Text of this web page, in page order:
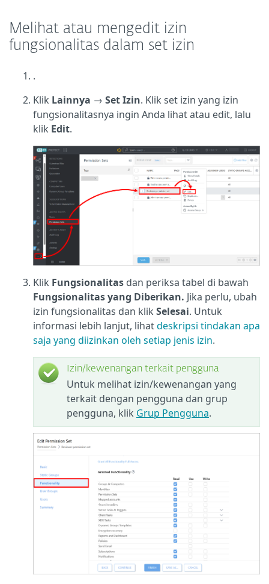
Melihat atau mengedit izin
fungsionalitas dalam set izin
.
Klik Lainnya → Set Izin. Klik set izin yang izin
fungsionalitasnya ingin Anda lihat atau edit, lalu
klik Edit.
Klik Fungsionalitas dan periksa tabel di bawah
Fungsionalitas yang Diberikan. Jika perlu, ubah
izin fungsionalitas dan klik Selesai. Untuk
informasi lebih lanjut, lihatdeskripsi tindakan apa
saja yang diizinkan oleh setiap jenis izin.
Izin/kewenangan terkait pengguna
Untuk melihat izin/kewenangan yang
terkait dengan pengguna dan grup
pengguna, klik Grup Pengguna.